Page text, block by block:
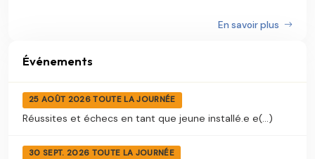
En savoir plus
Événements
25 AOÛT 2026 TOUTE LA JOURNÉE
Réussites et échecs en tant que jeune installé.e e(...)
30 SEPT. 2026 TOUTE LA JOURNÉE